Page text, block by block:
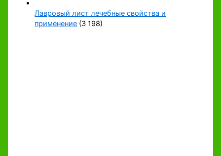
Лавровый лист лечебные свойства и
применение (3 198)